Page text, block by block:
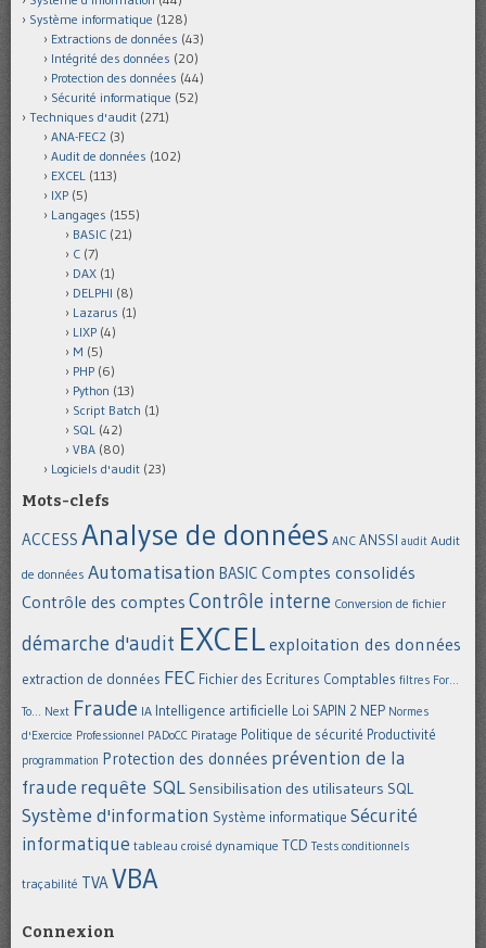
Système informatique (128)
Extractions de données (43)
Intégrité des données (20)
Protection des données (44)
Sécurité informatique (52)
Techniques d'audit (271)
ANA-FEC2 (3)
Audit de données (102)
EXCEL (113)
IXP (5)
Langages (155)
BASIC (21)
C (7)
DAX (1)
DELPHI (8)
Lazarus (1)
LIXP (4)
M (5)
PHP (6)
Python (13)
Script Batch (1)
SQL (42)
VBA (80)
Logiciels d'audit (23)
Mots-clefs
ACCESS Analyse de données ANC ANSSI audit Audit
de données Automatisation BASIC Comptes consolidés
Contrôle des comptes Contrôle interne Conversion de fichier
démarche d'audit EXCEL exploitation des données
extraction de données FEC Fichier des Ecritures Comptables filtres For...
To... Next Fraude IA Intelligence artificielle Loi SAPIN 2 NEP Normes
d'Exercice Professionnel PADoCC Piratage Politique de sécurité Productivité
programmation Protection des données prévention de la
fraude requête SQL Sensibilisation des utilisateurs SQL
Système d'information Système informatique Sécurité
informatique tableau croisé dynamique TCD Tests conditionnels
traçabilité TVAVBA
Connexion